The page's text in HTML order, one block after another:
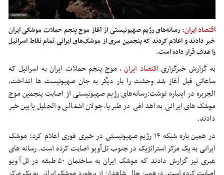
اقتصاد ایران: رسانه‌های رژیم صهیونیستی از آغاز موج پنجم حملات موشکی ایران
خبر دادند و اعلام کردند که پنجمین سری از موشک‌های ایرانی تمام نقاط اسرائیل
را هدف قرار داده است.
به گزارش خبرگزاریاقتصاد ایران،موج پنجم حملات ایران به اسرائیل که
ساعاتی قبل آغاز شد وحشت را بار دیگر به جان صهیونیست ها انداخت،
الجزیره در اینباره نوشت:رسانه‌های رژیم صهیونیستی از اصابت پنجمین موج
موشک‌های ایرانی به اهدافی در طبریا، جولان اشغالی و الجلیل پایین خبر
دادند.
در همین باره شبکه ۱۴ رژیم صهیونیستی در خبری فوری اعلام کرد: موشک‌
ایرانی به یک مرکز استراتژیک در جنوب تل‌آویو اصابت کرده است. رسانه های
عبری نیز گزارش دادند که موشک ایران به ساختمان ۵۰ طبقه در تل آویو